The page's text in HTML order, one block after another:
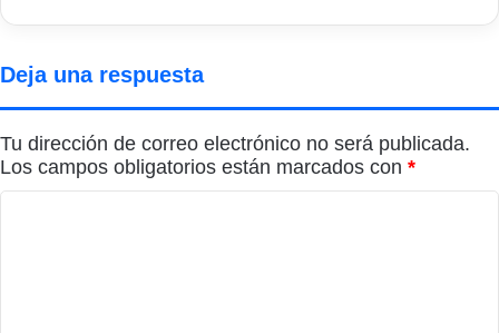
Deja una respuesta
Tu dirección de correo electrónico no será publicada.
Los campos obligatorios están marcados con *